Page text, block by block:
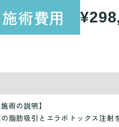
施術費用
術の説明】
脂肪吸引とエラボトックス注射